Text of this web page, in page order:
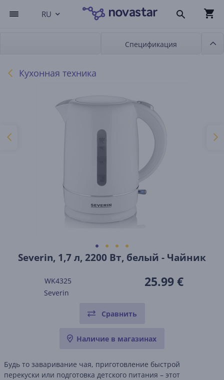
RU
Спецификация
Кухонная техника
Severin, 1,7 л, 2200 Вт, белый - Чайник
WK4325
Severin
25.99 €
Сравнить
Наличие в магазинах
Будь то заваривание чая, приготовление быстрой
перекуски или подготовка детского питания – этот